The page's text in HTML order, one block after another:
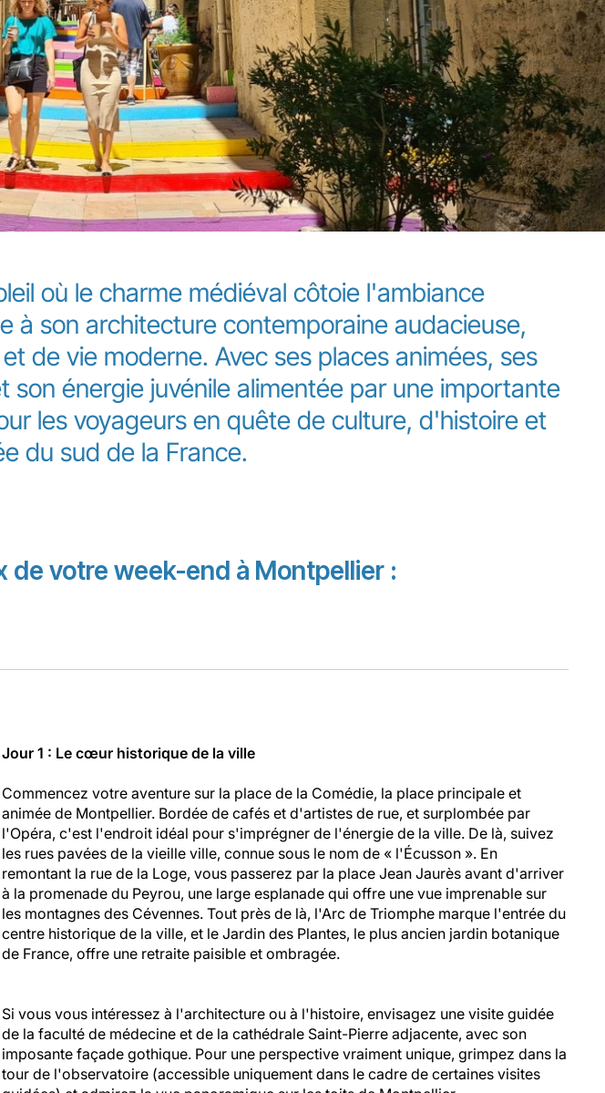
où le charme médiéval côtoie l'ambiance
à son architecture contemporaine audacieuse,
de vie moderne. Avec ses places animées, ses
énergie juvénile alimentée par une importante
les voyageurs en quête de culture, d'histoire et
du sud de la France.
de votre week-end à Montpellier :
Jour 1 : Le cœur historique de la ville
Commencez votre aventure sur la place de la Comédie, la place principale et
animée de Montpellier. Bordée de cafés et d'artistes de rue, et surplombée par
l'Opéra, c'est l'endroit idéal pour s'imprégner de l'énergie de la ville. De là, suivez
les rues pavées de la vieille ville, connue sous le nom de « l'Écusson ». En
remontant la rue de la Loge, vous passerez par la place Jean Jaurès avant d'arriver
à la promenade du Peyrou, une large esplanade qui offre une vue imprenable sur
les montagnes des Cévennes. Tout près de là, l'Arc de Triomphe marque l'entrée du
centre historique de la ville, et le Jardin des Plantes, le plus ancien jardin botanique
de France, offre une retraite paisible et ombragée.
Si vous vous intéressez à l'architecture ou à l'histoire, envisagez une visite guidée
de la faculté de médecine et de la cathédrale Saint-Pierre adjacente, avec son
imposante façade gothique. Pour une perspective vraiment unique, grimpez dans la
tour de l'observatoire (accessible uniquement dans le cadre de certaines visites